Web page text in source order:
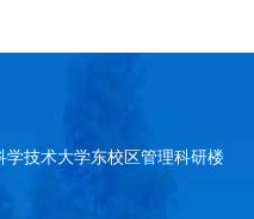
技术大学东校区管理科研楼